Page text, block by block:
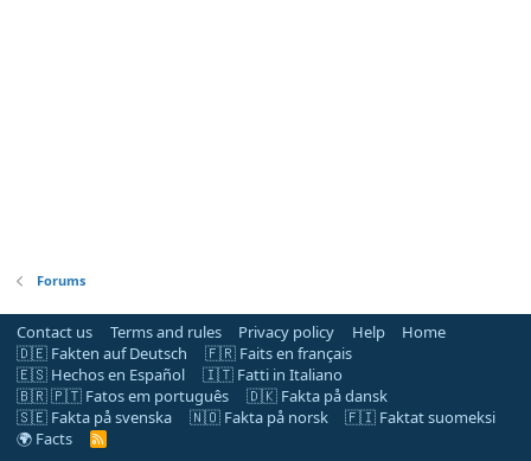
Forums
Contact us Terms and rules Privacy policy Help
Home
🇩🇪 Fakten auf Deutsch
🇫🇷 Faits en français
🇪🇸 Hechos en Español
🇮🇹 Fatti in Italiano
🇧🇷 🇵🇹 Fatos em português
🇩🇰 Fakta på dansk
🇸🇪 Fakta på svenska
🇳🇴 Fakta på norsk
🇫🇮 Faktat suomeksi
🌍 Facts
R